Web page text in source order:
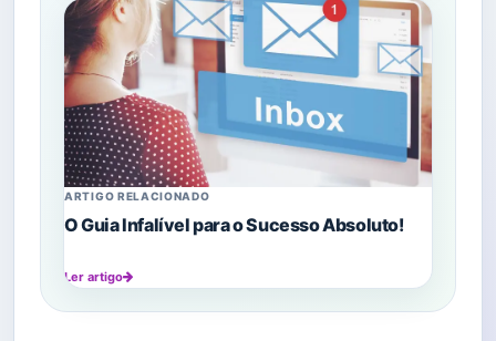
ARTIGO RELACIONADO
O Guia Infalível para o Sucesso Absoluto!
Ler artigo